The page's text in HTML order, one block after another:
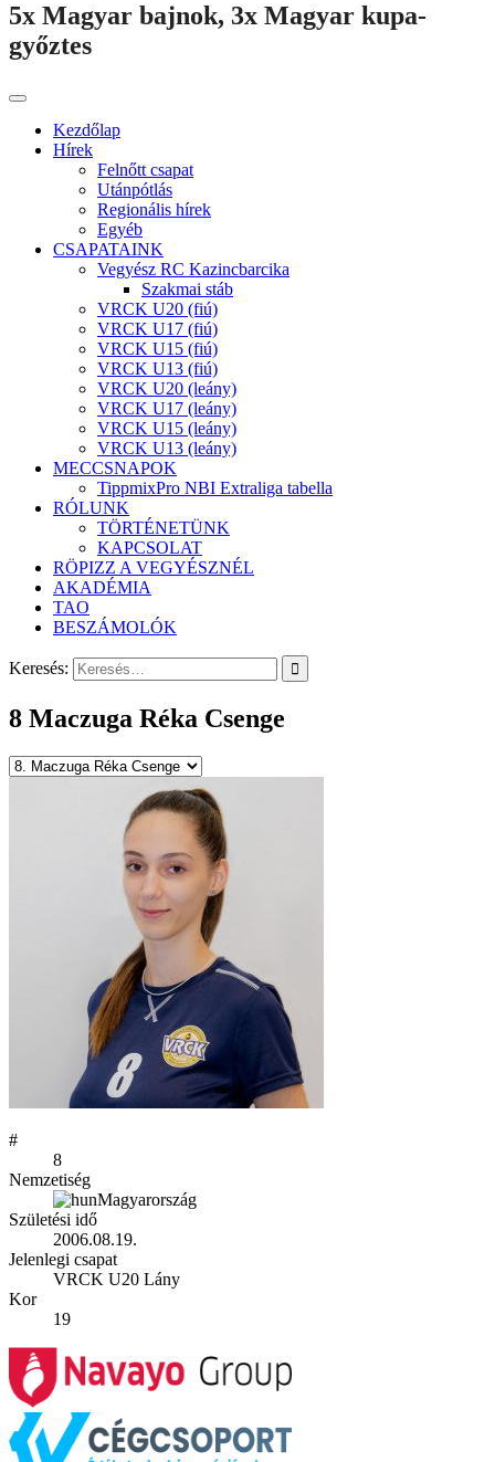
5x Magyar bajnok, 3x Magyar kupa-
győztes
Kezdőlap
Hírek
Felnőtt csapat
Utánpótlás
Regionális hírek
Egyéb
CSAPATAINK
Vegyész RC Kazincbarcika
Szakmai stáb
VRCK U20 (fiú)
VRCK U17 (fiú)
VRCK U15 (fiú)
VRCK U13 (fiú)
VRCK U20 (leány)
VRCK U17 (leány)
VRCK U15 (leány)
VRCK U13 (leány)
MECCSNAPOK
TippmixPro NBI Extraliga tabella
RÓLUNK
TÖRTÉNETÜNK
KAPCSOLAT
RÖPIZZ A VEGYÉSZNÉL
AKADÉMIA
TAO
BESZÁMOLÓK
Keresés:
8 Maczuga Réka Csenge
#
8
Nemzetiség
Magyarország
Születési idő
2006.08.19.
Jelenlegi csapat
VRCK U20 Lány
Kor
19